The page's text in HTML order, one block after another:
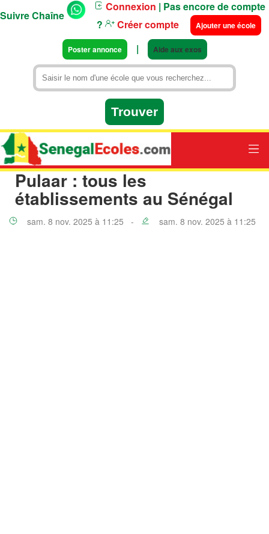
Suivre Chaîne
Connexion | Pas encore de compte
?
Créer compte Ajouter une école
Poster annonce | Aide aux exos
Pulaar : tous les
établissements au Sénégal
sam. 8 nov. 2025 à 11:25 - sam. 8 nov. 2025 à 11:25